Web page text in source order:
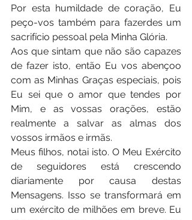
Por esta humildade de coração, Eu
peço-vos também para fazerdes um
sacrifício pessoal pela Minha Glória.
Aos que sintam que não são capazes
de fazer isto, então Eu vos abençoo
com as Minhas Graças especiais, pois
Eu sei que o amor que tendes por
Mim, e as vossas orações, estão
realmente a salvar as almas dos
vossos irmãos e irmãs.
Meus filhos, notai isto. O Meu Exército
de seguidores está crescendo
diariamente por causa destas
Mensagens. Isso se transformará em
um exército de milhões em breve. Eu